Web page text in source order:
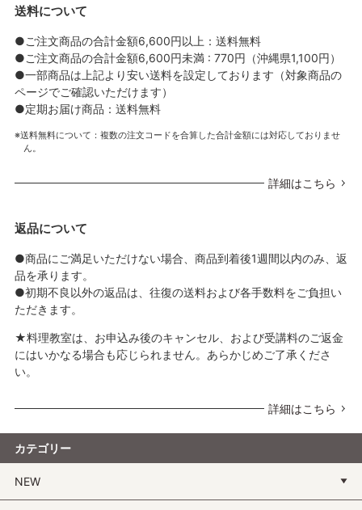
送料について
●ご注文商品の合計金額6,600円以上：送料無料
●ご注文商品の合計金額6,600円未満 : 770円（沖縄県1,100円）
●一部商品は上記より安い送料を設定しております（対象商品の
ページでご確認いただけます）
●定期お届け商品：送料無料
送料無料について：複数の注文コードを合算した合計金額には対応しておりませ
ん。
詳細はこちら
返品について
●商品にご満足いただけない場合、商品到着後1週間以内のみ、返
品を承ります。
●初期不良以外の返品は、往復の送料および各手数料をご負担い
ただきます。
★料理教室は、お申込み後のキャンセル、および受講料のご返金
にはいかなる場合も応じられません。あらかじめご了承くださ
い。
詳細はこちら
カテゴリー
NEW